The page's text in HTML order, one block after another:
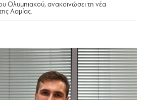
Ολυμπιακού, ανακοινώσει τη νέα
Λαμίας.